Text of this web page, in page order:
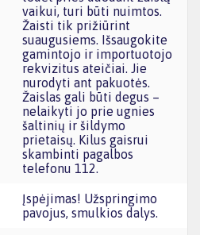
vaikui, turi būti nuimtos.
Žaisti tik prižiūrint
suaugusiems. Išsaugokite
gamintojo ir importuotojo
rekvizitus ateičiai. Jie
nurodyti ant pakuotės.
Žaislas gali būti degus –
nelaikyti jo prie ugnies
šaltinių ir šildymo
prietaisų. Kilus gaisrui
skambinti pagalbos
telefonu 112.
Įspėjimas! Užspringimo
pavojus, smulkios dalys.